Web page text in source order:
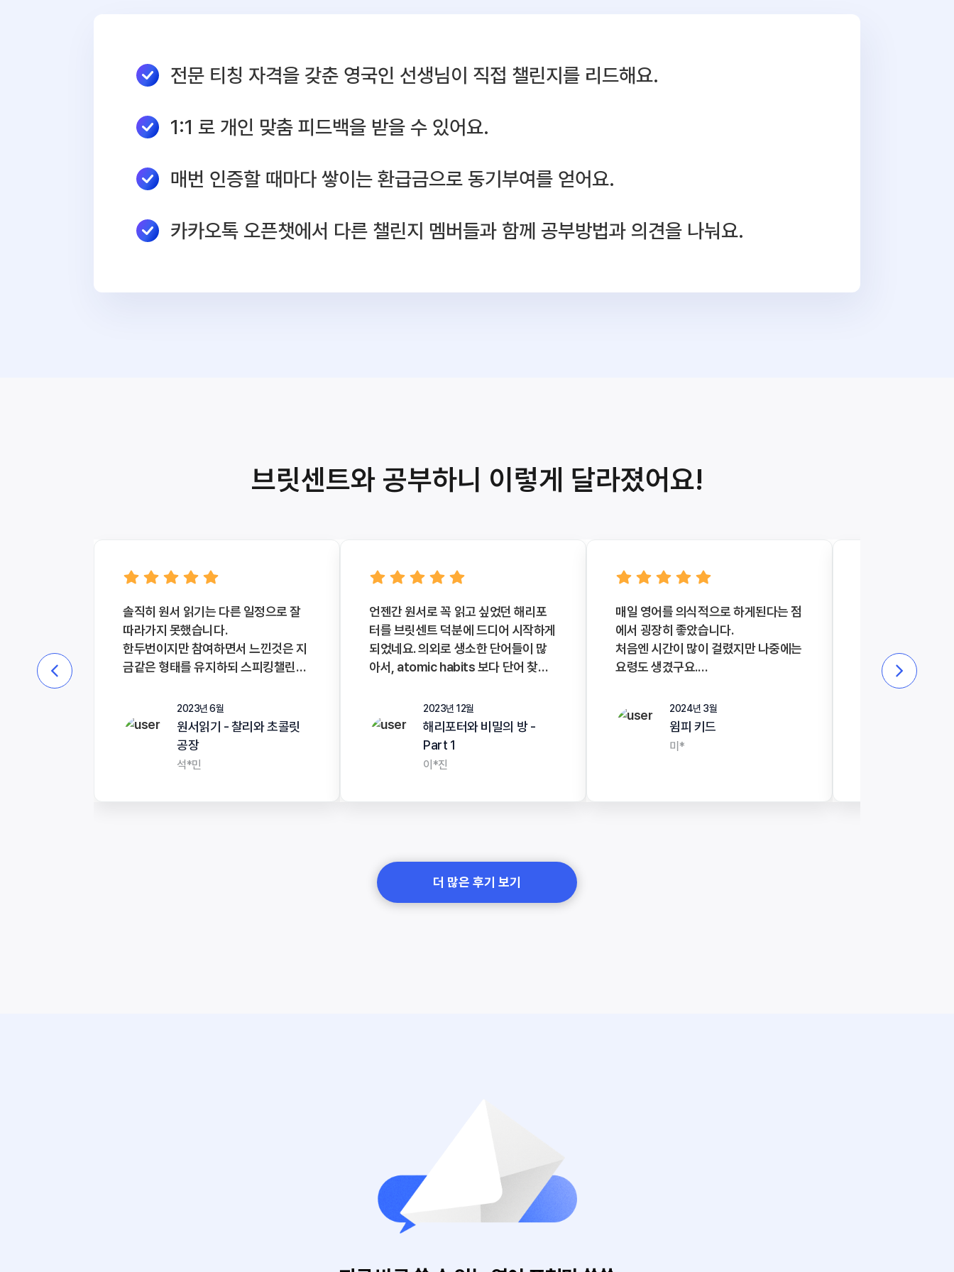
전문 티칭 자격을 갖춘 영국인 선생님이 직접 챌린지를 리드해요.
1:1 로 개인 맞춤 피드백을 받을 수 있어요.
매번 인증할 때마다 쌓이는 환급금으로 동기부여를 얻어요.
카카오톡 오픈챗에서 다른 챌린지 멤버들과 함께 공부방법과 의견을 나눠요.
브릿센트와 공부하니 이렇게 달라졌어요!
솔직히 원서 읽기는 다른 일정으로 잘
따라가지 못했습니다.
한두번이지만 참여하면서 느낀것은 지
금같은 형태를 유지하되 스피킹챌린지
음해주시면 따라 읽는 연습도 두어번
포함되면 좋을것 같아요^^
2023년 6월
원서읽기 - 찰리와 초콜릿
공장
석*민
언젠간 원서로 꼭 읽고 싶었던 해리포
터를 브릿센트 덕분에 드디어 시작하게
되었네요. 의외로 생소한 단어들이 많
아서, atomic habits 보다 단어 찾는
용이 재미있어서 매일매일 조금씩 읽고
있습니다. 선생님의 다정한 feedback
이 매일 기다려지는 매직입니다:) Part
3까지 완독하고 싶어요.
2023년 12월
해리포터와 비밀의 방 -
Part 1
이*진
매일 영어를 의식적으로 하게된다는 점
에서 굉장히 좋았습니다.
처음엔 시간이 많이 걸렸지만 나중에는
요령도 생겼구요.
중간 중간 빼먹은 날도 있지만
분량이 부담없어서 책 한 권을 읽는 건
성공했습니다!
2024년 3월
윔피 키드
미*
표현되는지를 배
더 많은 후기 보기